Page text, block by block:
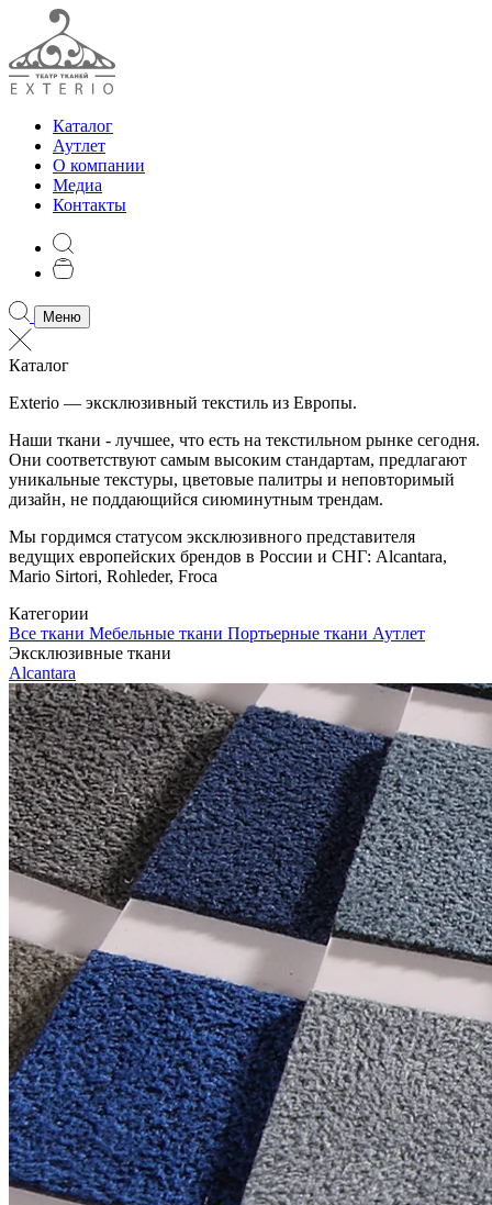
Каталог
Аутлет
О компании
Медиа
Контакты
Меню
Каталог
Exterio — эксклюзивный текстиль из Европы.
Наши ткани - лучшее, что есть на текстильном рынке сегодня.
Они соответствуют самым высоким стандартам, предлагают
уникальные текстуры, цветовые палитры и неповторимый
дизайн, не поддающийся сиюминутным трендам.
Мы гордимся статусом эксклюзивного представителя
ведущих европейских брендов в России и СНГ: Alcantara,
Mario Sirtori, Rohleder, Froca
Категории
Все ткани Мебельные ткани Портьерные ткани Аутлет
Эксклюзивные ткани
Alcantara